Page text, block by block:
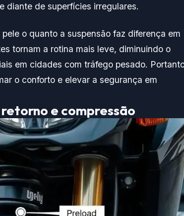
diante de superfícies irregulares.
o quanto a suspensão faz diferença em
tornam a rotina mais leve, diminuindo o
em cidades com tráfego pesado.
o conforto e elevar a segurança em
e compressão